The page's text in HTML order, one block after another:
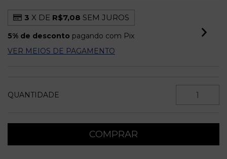
3 X DE R$7,08 SEM JUROS
5% de desconto pagando com Pix
VER MEIOS DE PAGAMENTO
QUANTIDADE